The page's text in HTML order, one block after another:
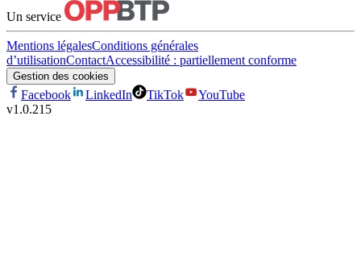
Un service
Mentions légalesConditions générales
d’utilisationContactAccessibilité : partiellement conforme
Gestion des cookies
Facebook LinkedIn TikTok
YouTube
v1.0.215